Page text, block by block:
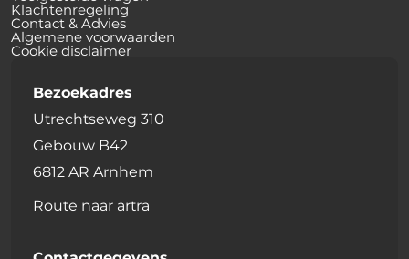
Klachtenregeling
Contact & Advies
Algemene voorwaarden
Cookie disclaimer
Bezoekadres
Utrechtseweg 310
Gebouw B42
6812 AR Arnhem
Route naar artra